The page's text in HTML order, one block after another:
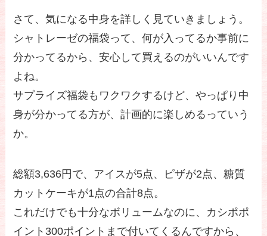
さて、気になる中身を詳しく見ていきましょう。
シャトレーゼの福袋って、何が入ってるか事前に
分かってるから、安心して買えるのがいいんです
よね。
サプライズ福袋もワクワクするけど、やっぱり中
身が分かってる方が、計画的に楽しめるっていう
か。
総額3,636円で、アイスが5点、ピザが2点、糖質
カットケーキが1点の合計8点。
これだけでも十分なボリュームなのに、カシポポ
イント300ポイントまで付いてくるんですから、